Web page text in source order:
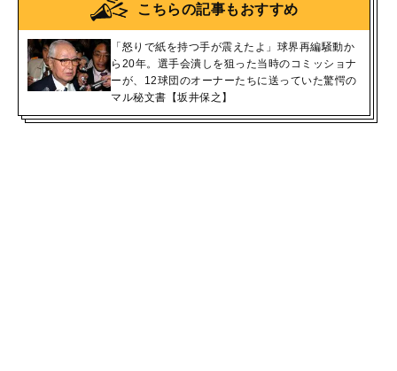
こちらの記事もおすすめ
「怒りで紙を持つ手が震えたよ」球界再編騒動か
ら20年。選手会潰しを狙った当時のコミッショナ
ーが、12球団のオーナーたちに送っていた驚愕の
マル秘文書【坂井保之】